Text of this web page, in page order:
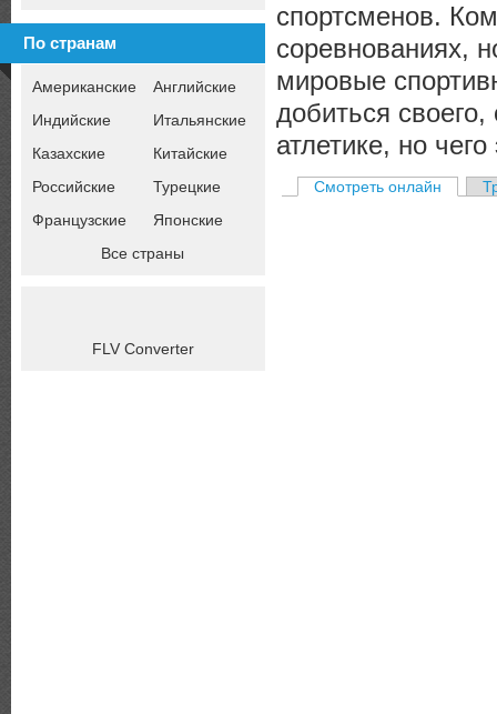
По странам
Американские
Английские
Индийские
Итальянские
Казахские
Китайские
Российские
Турецкие
Французские
Японские
Все страны
FLV Converter
спортсменов.
соревнованиях,
мировые
добиться
атлетике, но
Смотреть онлайн